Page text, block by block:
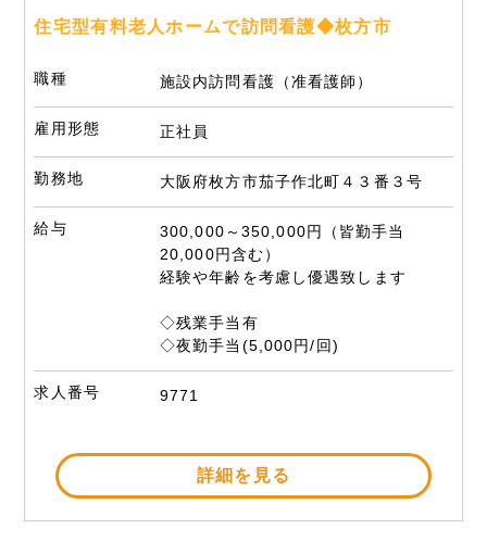
住宅型有料老人ホームで訪問看護◆枚方市
職種 施設内訪問看護（准看護師）
雇用形態 正社員
勤務地 大阪府枚方市茄子作北町４３番３号
給与
300,000～350,000円（皆勤手当
20,000円含む）
経験や年齢を考慮し優遇致します
◇残業手当有
◇夜勤手当(5,000円/回)
求人番号 9771
詳細を見る